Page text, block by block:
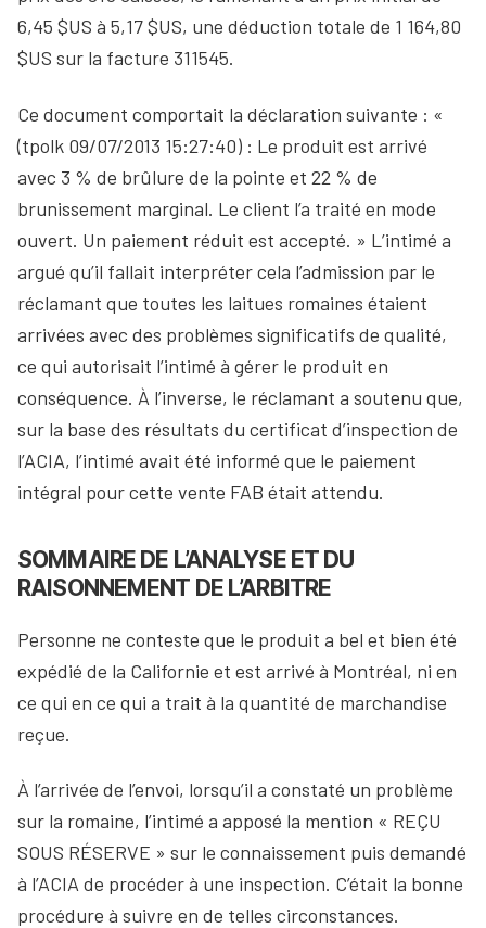
6,45 $US à 5,17 $US, une déduction totale de 1 164,80
$US sur la facture 311545.
Ce document comportait la déclaration suivante : «
(tpolk 09/07/2013 15:27:40) : Le produit est arrivé
avec 3 % de brûlure de la pointe et 22 % de
brunissement marginal. Le client l’a traité en mode
ouvert. Un paiement réduit est accepté. » L’intimé a
argué qu’il fallait interpréter cela l’admission par le
réclamant que toutes les laitues romaines étaient
arrivées avec des problèmes significatifs de qualité,
ce qui autorisait l’intimé à gérer le produit en
conséquence. À l’inverse, le réclamant a soutenu que,
sur la base des résultats du certificat d’inspection de
l’ACIA, l’intimé avait été informé que le paiement
intégral pour cette vente FAB était attendu.
SOMMAIRE DE L’ANALYSE ET DU
RAISONNEMENT DE L’ARBITRE
Personne ne conteste que le produit a bel et bien été
expédié de la Californie et est arrivé à Montréal, ni en
ce qui en ce qui a trait à la quantité de marchandise
reçue.
À l’arrivée de l’envoi, lorsqu’il a constaté un problème
sur la romaine, l’intimé a apposé la mention « REÇU
SOUS RÉSERVE » sur le connaissement puis demandé
à l’ACIA de procéder à une inspection. C’était la bonne
procédure à suivre en de telles circonstances.